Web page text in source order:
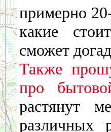
примерно
какие
сможет
Также
про
растянут
различных